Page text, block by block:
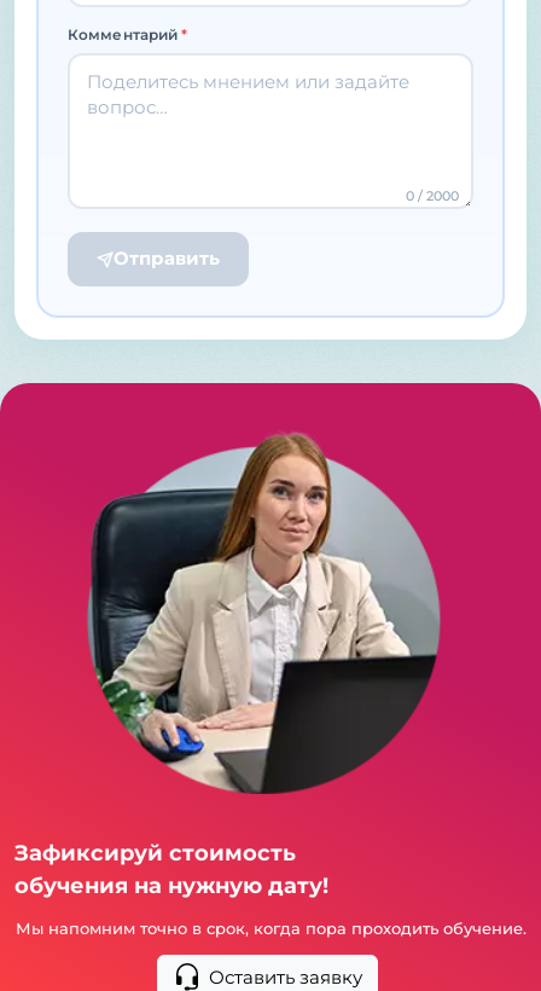
Комментарий*
0 / 2000
Отправить
Зафиксируй стоимость
обучения на нужную дату!
Мы напомним точно в срок, когда пора проходить обучение.
Оставить заявку